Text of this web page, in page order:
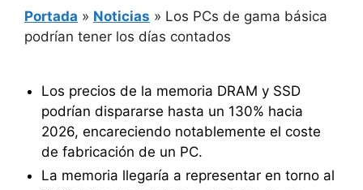
Portada » Noticias » Los PCs de gama básica
podrían tener los días contados
Los precios de la memoria DRAM y SSD
podrían dispararse hasta un 130% hacia
2026, encareciendo notablemente el coste
de fabricación de un PC.
La memoria llegaría a representar en torno al